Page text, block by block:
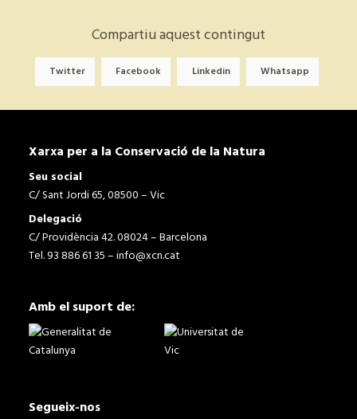
Compartiu aquest contingut
Twitter Facebook Linkedin Whatsapp
Xarxa per a la Conservació de la Natura
Seu social
C/ Sant Jordi 65, 08500 – Vic
Delegació
C/ Providència 42. 08024 – Barcelona
Tel. 93 886 61 35 –info@xcn.cat
Amb el suport de:
Segueix-nos